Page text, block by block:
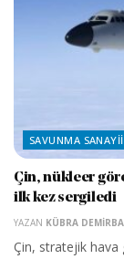
SAVUNMA SANAYII
Çin, nükleer
ilk kez sergiledi
YAZAN KÜBRA
Çin, stratejik hava